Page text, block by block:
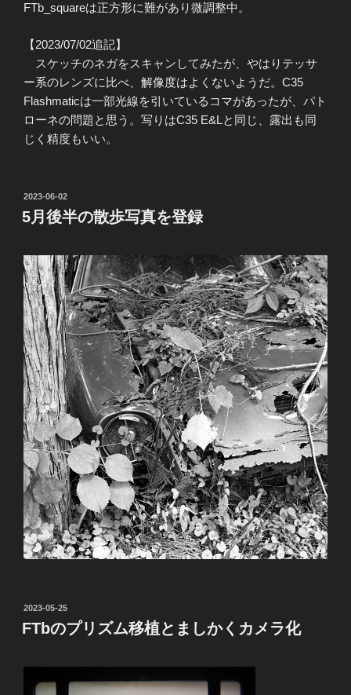
FTb_squareは正方形に難があり微調整中。
【2023/07/02追記】
スケッチのネガをスキャンしてみたが、やはりテッサ
ー系のレンズに比べ、解像度はよくないようだ。C35
Flashmaticは一部光線を引いているコマがあったが、パト
ローネの問題と思う。写りはC35 E&Lと同じ、露出も同
じく精度もいい。
投
稿
日:
2023-06-02
5月後半の散歩写真を登録
投
稿
日:
2023-05-25
FTbのプリズム移植とましかくカメラ化